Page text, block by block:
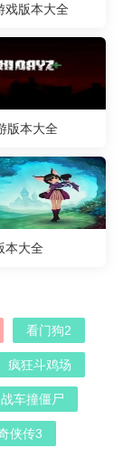
戏版本大全
版本大全
本大全
看门狗2
疯狂斗鸡场
战车撞僵尸
侠传3